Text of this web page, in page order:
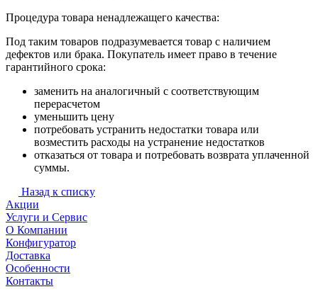
Процедура товара ненадлежащего качества:
Под таким товаров подразумевается товар с наличием
дефектов или брака. Покупатель имеет право в течение
гарантийного срока:
заменить на аналогичный с соответствующим
перерасчетом
уменьшить цену
потребовать устранить недостатки товара или
возместить расходы на устранение недостатков
отказаться от товара и потребовать возврата уплаченной
суммы.
Назад к списку
Акции
Услуги и Сервис
О Компании
Конфигуратор
Доставка
Особенности
Контакты